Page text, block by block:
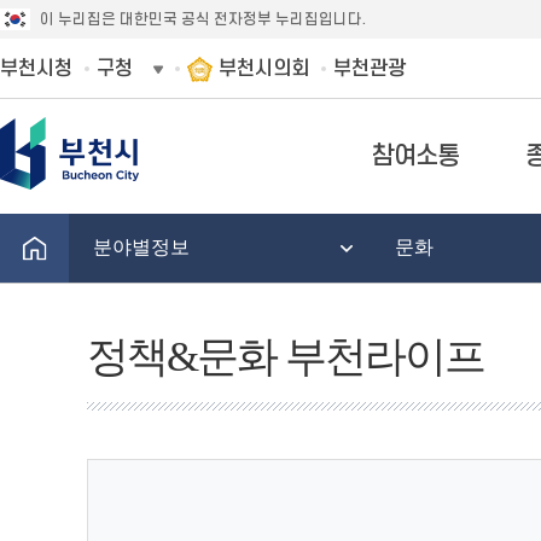
이 누리집은 대한민국 공식 전자정부 누리집입니다.
부천시청 구청 부천시의회 부천관광
참여소통
분야별정보 문화
정책&문화 부천라이프